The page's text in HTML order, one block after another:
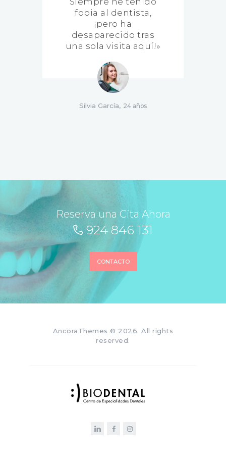
fobia al dentista,
¡pero ha
desaparecido tras
una sola visita aquí!»
Silvia García 24 años
Reserva una Cita Ahora
924 846 131
CONTACTO
AncoraThemes © 2026. All rights
reserved.